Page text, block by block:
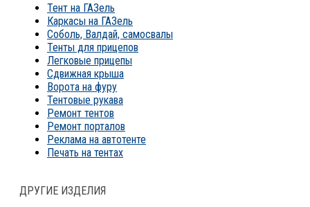
Тент на ГАЗель
Каркасы на ГАЗель
Соболь, Валдай, самосвалы
Тенты для прицепов
Легковые прицепы
Сдвижная крыша
Ворота на фуру
Тентовые рукава
Ремонт тентов
Ремонт порталов
Реклама на автотенте
Печать на тентах
ДРУГИЕ ИЗДЕЛИЯ